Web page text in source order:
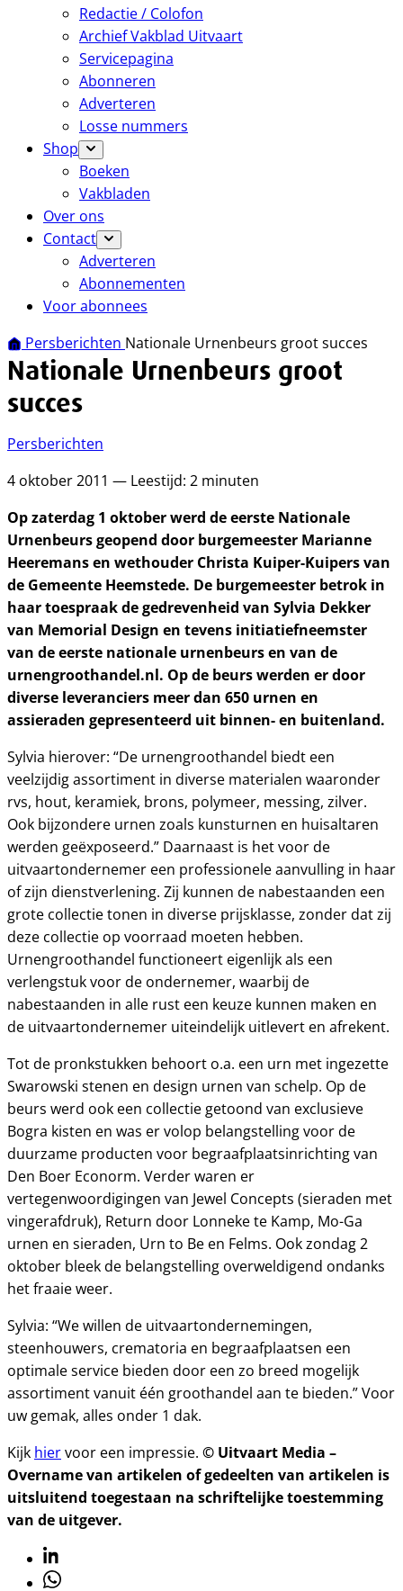
Redactie / Colofon
Archief Vakblad Uitvaart
Servicepagina
Abonneren
Adverteren
Losse nummers
Shop
Boeken
Vakbladen
Over ons
Contact
Adverteren
Abonnementen
Voor abonnees
Persberichten Nationale Urnenbeurs groot succes
Nationale Urnenbeurs groot
succes
Persberichten
4 oktober 2011 — Leestijd: 2 minuten
Op zaterdag 1 oktober werd de eerste Nationale
Urnenbeurs geopend door burgemeester Marianne
Heeremans en wethouder Christa Kuiper-Kuipers van
de Gemeente Heemstede. De burgemeester betrok in
haar toespraak de gedrevenheid van Sylvia Dekker
van Memorial Design en tevens initiatiefneemster
van de eerste nationale urnenbeurs en van de
urnengroothandel.nl. Op de beurs werden er door
diverse leveranciers meer dan 650 urnen en
assieraden gepresenteerd uit binnen- en buitenland.
Sylvia hierover: “De urnengroothandel biedt een
veelzijdig assortiment in diverse materialen waaronder
rvs, hout, keramiek, brons, polymeer, messing, zilver.
Ook bijzondere urnen zoals kunsturnen en huisaltaren
werden geëxposeerd.” Daarnaast is het voor de
uitvaartondernemer een professionele aanvulling in haar
of zijn dienstverlening. Zij kunnen de nabestaanden een
grote collectie tonen in diverse prijsklasse, zonder dat zij
deze collectie op voorraad moeten hebben.
Urnengroothandel functioneert eigenlijk als een
verlengstuk voor de ondernemer, waarbij de
nabestaanden in alle rust een keuze kunnen maken en
de uitvaartondernemer uiteindelijk uitlevert en afrekent.
Tot de pronkstukken behoort o.a. een urn met ingezette
Swarowski stenen en design urnen van schelp. Op de
beurs werd ook een collectie getoond van exclusieve
Bogra kisten en was er volop belangstelling voor de
duurzame producten voor begraafplaatsinrichting van
Den Boer Econorm. Verder waren er
vertegenwoordigingen van Jewel Concepts (sieraden met
vingerafdruk), Return door Lonneke te Kamp, Mo-Ga
urnen en sieraden, Urn to Be en Felms. Ook zondag 2
oktober bleek de belangstelling overweldigend ondanks
het fraaie weer.
Sylvia: “We willen de uitvaartondernemingen,
steenhouwers, crematoria en begraafplaatsen een
optimale service bieden door een zo breed mogelijk
assortiment vanuit één groothandel aan te bieden.” Voor
uw gemak, alles onder 1 dak.
Kijk hiervoor een impressie. © Uitvaart Media –
Overname van artikelen of gedeelten van artikelen is
uitsluitend toegestaan na schriftelijke toestemming
van de uitgever.
Linkedin
Whatsapp